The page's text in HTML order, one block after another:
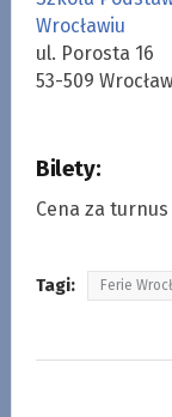
Wrocławiu
ul. Porosta 16
53-509 Wrocław
Bilety:
Cena za turnus
Tagi: Ferie